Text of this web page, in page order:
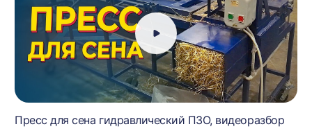
Пресс для сена гидравлический ПЗО, видеоразбор